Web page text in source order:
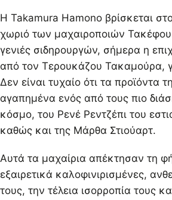
Η Takamura Hamono βρίσκεται
χωριό των μαχαιροποιών
γενιές σιδηρουργών, σήμερα η
από τον Τερουκάζου Τακαμούρα,
Δεν είναι τυχαίο ότι τα προϊόντα
αγαπημένα ενός από τους πιο
κόσμο, του Ρενέ Ρεντζέπι του
καθώς και της Μάρθα Στιούαρτ.
Αυτά τα μαχαίρια απέκτησαν τη
εξαιρετικά καλοφινιρισμένες,
τους, την τέλεια ισορροπία τους